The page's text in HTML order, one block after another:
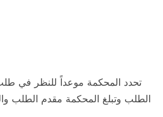
تحدد المحكمة موعداً للنظر في طلب
الطلب وتبلغ المحكمة مقدم الطلب